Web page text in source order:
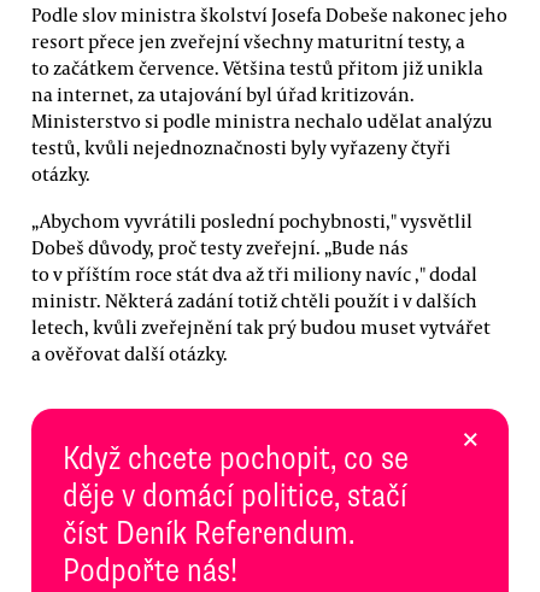
Podle slov ministra školství Josefa Dobeše nakonec jeho
resort přece jen zveřejní všechny maturitní testy, a
to začátkem července. Většina testů přitom již unikla
na internet, za utajování byl úřad kritizován.
Ministerstvo si podle ministra nechalo udělat analýzu
testů, kvůli nejednoznačnosti byly vyřazeny čtyři
otázky.
„Abychom vyvrátili poslední pochybnosti," vysvětlil
Dobeš důvody, proč testy zveřejní. „Bude nás
to v příštím roce stát dva až tři miliony navíc ," dodal
ministr. Některá zadání totiž chtěli použít i v dalších
letech, kvůli zveřejnění tak prý budou muset vytvářet
a ověřovat další otázky.
Když chcete pochopit, co se
děje v domácí politice, stačí
číst Deník Referendum.
Podpořte nás!
×